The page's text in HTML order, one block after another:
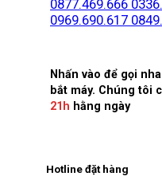
0877.469.666
0969.690.617
Nhấn vào để gọi
bắt máy. Chúng tôi
21h hằng ngày
Hotline đặt hàng